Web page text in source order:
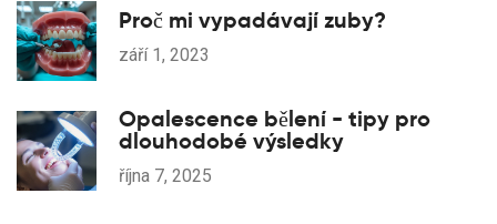
Proč mi vypadávají zuby?
září 1, 2023
Opalescence bělení - tipy pro
dlouhodobé výsledky
října 7, 2025